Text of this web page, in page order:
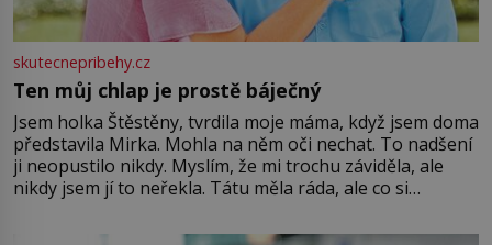
skutecnepribehy.cz
Ten můj chlap je prostě báječný
Jsem holka Štěstěny, tvrdila moje máma, když jsem doma
představila Mirka. Mohla na něm oči nechat. To nadšení
ji neopustilo nikdy. Myslím, že mi trochu záviděla, ale
nikdy jsem jí to neřekla. Tátu měla ráda, ale co si
Jsme spolu moc rádi Tehdy byla jiná doba, když